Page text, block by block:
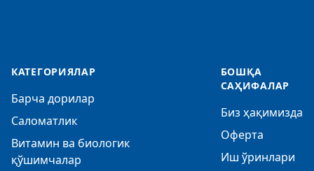
КАТЕГОРИЯЛАР
Барча дорилар
Саломатлик
Витамин ва биологик
қўшимчалар
БОШҚА
САҲИФАЛАР
Биз ҳақимизда
Оферта
Иш ўринлари